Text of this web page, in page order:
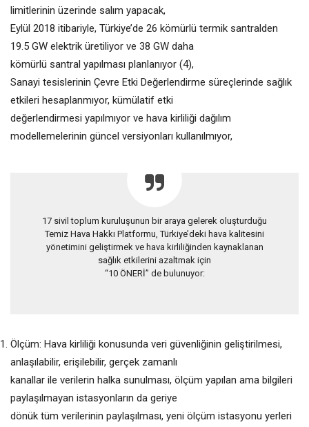
limitlerinin üzerinde salım yapacak,
Eylül 2018 itibariyle, Türkiye’de 26 kömürlü termik santralden
19.5 GW elektrik üretiliyor ve 38 GW daha
kömürlü santral yapılması planlanıyor (4),
Sanayi tesislerinin Çevre Etki Değerlendirme süreçlerinde sağlık
etkileri hesaplanmıyor, kümülatif etki
değerlendirmesi yapılmıyor ve hava kirliliği dağılım
modellemelerinin güncel versiyonları kullanılmıyor,
17 sivil toplum kuruluşunun bir araya gelerek oluşturduğu
Temiz Hava Hakkı Platformu, Türkiye’deki hava kalitesini
yönetimini geliştirmek ve hava kirliliğinden kaynaklanan
sağlık etkilerini azaltmak için
“10 ÖNERİ” de bulunuyor:
Ölçüm: Hava kirliliği konusunda veri güvenliğinin geliştirilmesi,
anlaşılabilir, erişilebilir, gerçek zamanlı
kanallar ile verilerin halka sunulması, ölçüm yapılan ama bilgileri
paylaşılmayan istasyonların da geriye
dönük tüm verilerinin paylaşılması, yeni ölçüm istasyonu yerleri